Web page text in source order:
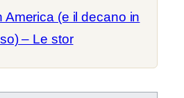
America (e il decano in
– Le stor